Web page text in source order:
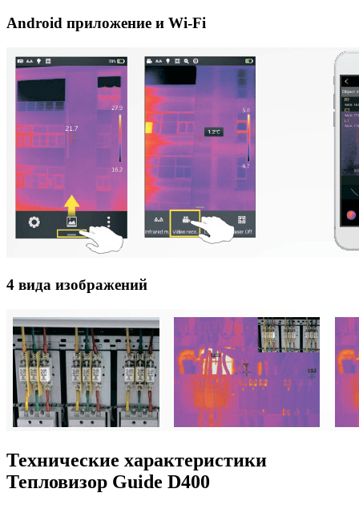
Android приложение и Wi-Fi
4 вида изображений
Технические характеристики
Тепловизор Guide D400